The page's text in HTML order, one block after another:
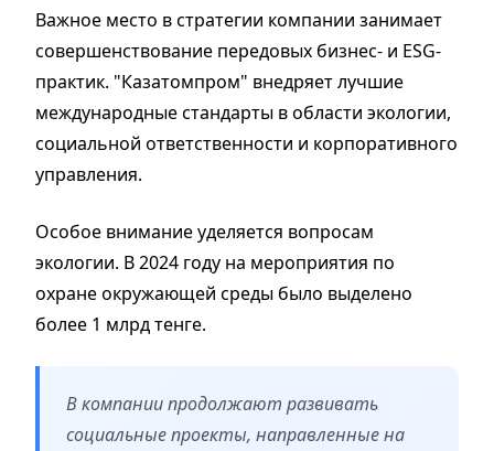
Важное место в стратегии компании занимает
совершенствование передовых бизнес- и ESG-
практик. "Казатомпром" внедряет лучшие
международные стандарты в области экологии,
социальной ответственности и корпоративного
управления.
Особое внимание уделяется вопросам
экологии. В 2024 году на мероприятия по
охране окружающей среды было выделено
более 1 млрд тенге.
В компании продолжают развивать
социальные проекты, направленные на